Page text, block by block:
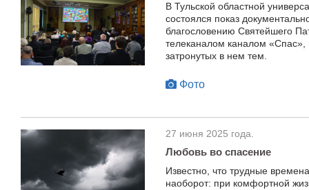
В Тульской областной
состоялся показ
благословению Святейшего
телеканалом каналом
затронутых в нем тем.
Фото
27 июня 2025 года.
Любовь во спасение
Известно, что трудные
наоборот: при комфортной